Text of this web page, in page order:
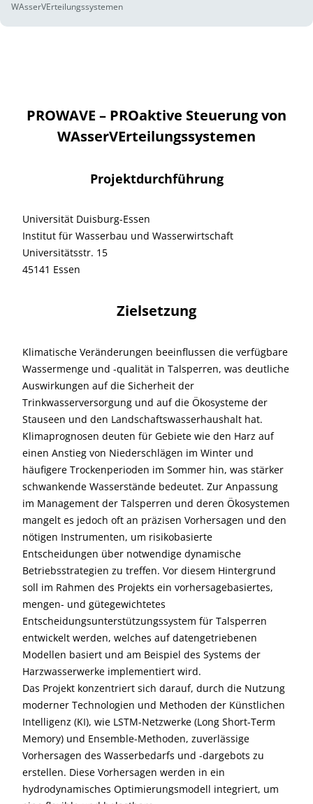
WAsserVErteilungssystemen
PROWAVE – PROaktive Steuerung von
WAsserVErteilungssystemen
Projektdurchführung
Universität Duisburg-Essen
Institut für Wasserbau und Wasserwirtschaft
Universitätsstr. 15
45141 Essen
Zielsetzung
Klimatische Veränderungen beeinflussen die verfügbare
Wassermenge und -qualität in Talsperren, was deutliche
Auswirkungen auf die Sicherheit der
Trinkwasserversorgung und auf die Ökosysteme der
Stauseen und den Landschaftswasserhaushalt hat.
Klimaprognosen deuten für Gebiete wie den Harz auf
einen Anstieg von Niederschlägen im Winter und
häufigere Trockenperioden im Sommer hin, was stärker
schwankende Wasserstände bedeutet. Zur Anpassung
im Management der Talsperren und deren Ökosystemen
mangelt es jedoch oft an präzisen Vorhersagen und den
nötigen Instrumenten, um risikobasierte
Entscheidungen über notwendige dynamische
Betriebsstrategien zu treffen. Vor diesem Hintergrund
soll im Rahmen des Projekts ein vorhersagebasiertes,
mengen- und gütegewichtetes
Entscheidungsunterstützungssystem für Talsperren
entwickelt werden, welches auf datengetriebenen
Modellen basiert und am Beispiel des Systems der
Harzwasserwerke implementiert wird.
Das Projekt konzentriert sich darauf, durch die Nutzung
moderner Technologien und Methoden der Künstlichen
Intelligenz (KI), wie LSTM-Netzwerke (Long Short-Term
Memory) und Ensemble-Methoden, zuverlässige
Vorhersagen des Wasserbedarfs und -dargebots zu
erstellen. Diese Vorhersagen werden in ein
hydrodynamisches Optimierungsmodell integriert, um